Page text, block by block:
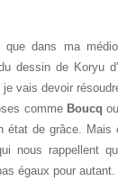
que dans ma
dessin de Koryu
vais devoir
comme Boucq ou
état de grâce. Mais
nous rappellent
égaux pour autant.